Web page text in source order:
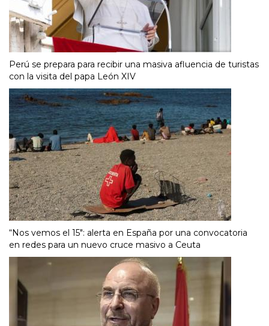
Perú se prepara para recibir una masiva afluencia de turistas
con la visita del papa León XIV
“Nos vemos el 15″: alerta en España por una convocatoria
en redes para un nuevo cruce masivo a Ceuta